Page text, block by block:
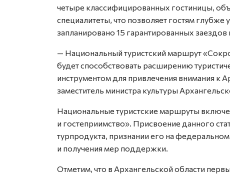
четыре классифицированных гостиницы,
специалитеты, что позволяет гостям глубже
запланировано 15 гарантированных
— Национальный туристский маршрут
будет способствовать расширению
инструментом для привлечения внимания к
заместитель министра культуры
Национальные туристские маршруты
и гостеприимство». Присвоение данного
турпродукта, признании его на
и получения мер поддержки.
Отметим, что в Архангельской области